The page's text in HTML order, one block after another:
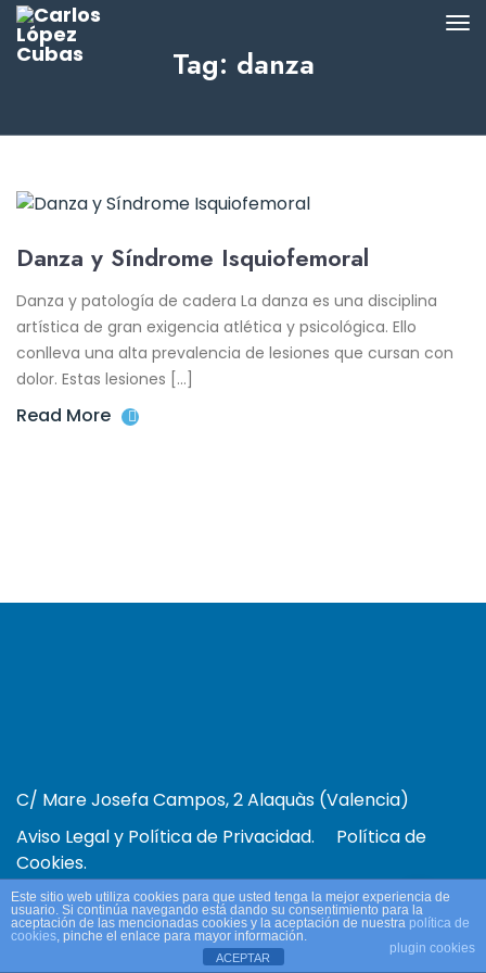
Tag: danza
Danza y Síndrome Isquiofemoral
Danza y patología de cadera La danza es una disciplina
artística de gran exigencia atlética y psicológica. Ello
conlleva una alta prevalencia de lesiones que cursan con
dolor. Estas lesiones […]
Read More
C/ Mare Josefa Campos, 2 Alaquàs (Valencia)
Aviso Legal y Política de Privacidad.
Política de
Cookies.
Este sitio web utiliza cookies para que usted tenga la mejor experiencia de
usuario. Si continúa navegando está dando su consentimiento para la
aceptación de las mencionadas cookies y la aceptación de nuestra política de
cookies, pinche el enlace para mayor información.
plugin cookies
ACEPTAR